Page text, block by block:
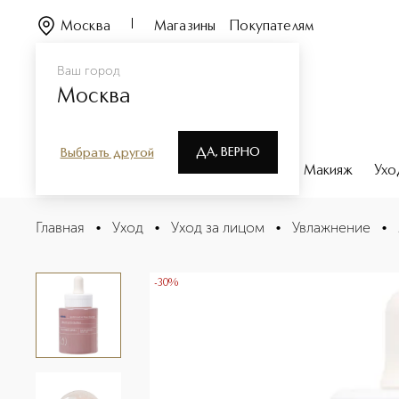
Ваш город
Москва
Выбрать другой ДА, ВЕРНО
Москва Магазины Покупателям
Парфюмерия Макияж
Apothecary Wild Rose Spotless Serum 15% Vitamin
Описание
Главная • Уход • Уход за лицом • Увлажнение •
-30%